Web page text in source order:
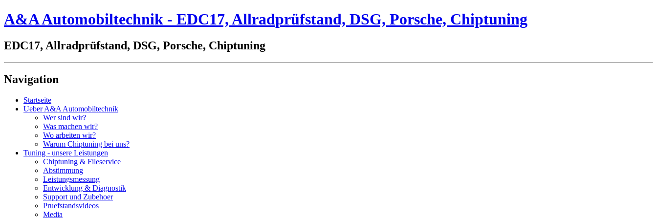
A&A Automobiltechnik - EDC17, Allradprüfstand, DSG, Porsche, Chiptuning
EDC17, Allradprüfstand, DSG, Porsche, Chiptuning
Navigation
Startseite
Ueber A&A Automobiltechnik
Wer sind wir?
Was machen wir?
Wo arbeiten wir?
Warum Chiptuning bei uns?
Tuning - unsere Leistungen
Chiptuning & Fileservice
Abstimmung
Leistungsmessung
Entwicklung & Diagnostik
Support und Zubehoer
Pruefstandsvideos
Media